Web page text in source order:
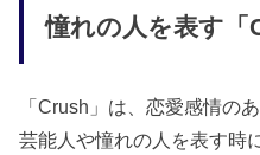
憧れの人を表す「
「Crush」は、恋愛感情の
芸能人や憧れの人を表す時